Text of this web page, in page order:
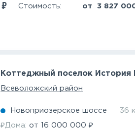
Стоимость: от3 827
Коттеджный поселок История
Всеволожский район
Новоприозерское шоссе 36
₽Дома:от16 000 000 ₽